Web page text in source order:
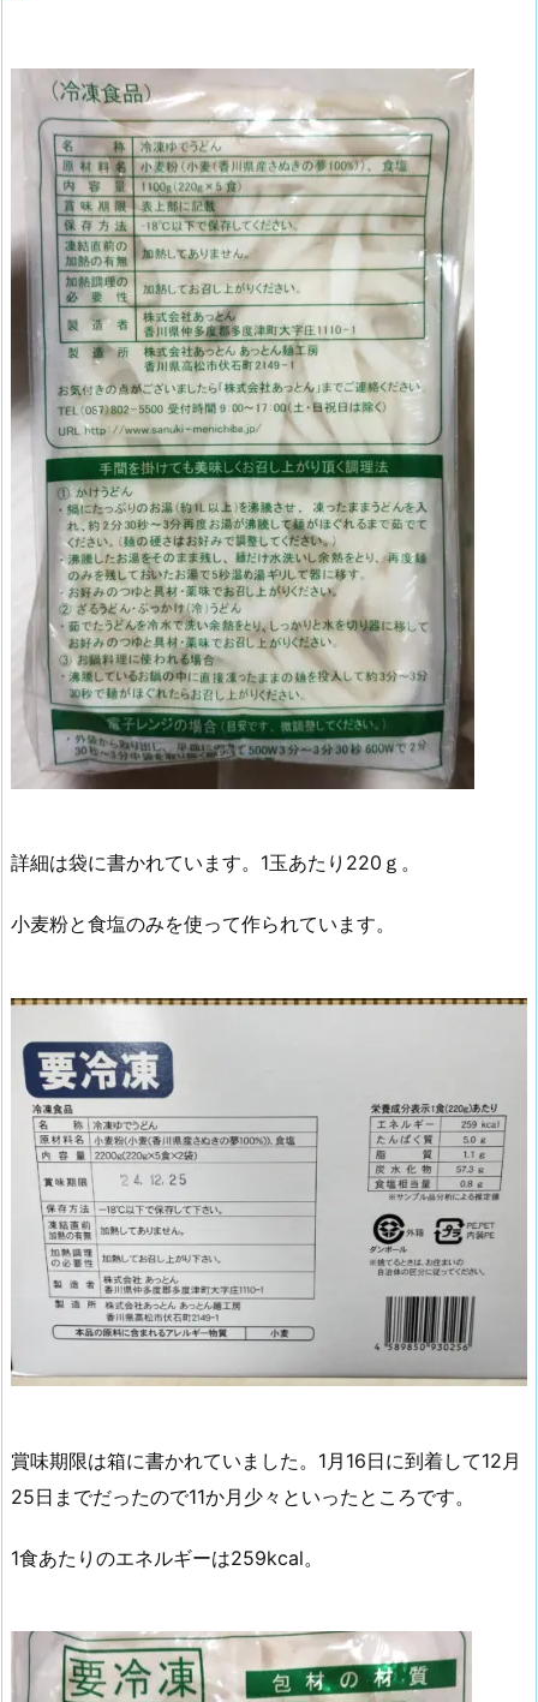
詳細は袋に書かれています。1玉あたり220ｇ。
小麦粉と食塩のみを使って作られています。
賞味期限は箱に書かれていました。1月16日に到着して12月
25日までだったので11か月少々といったところです。
1食あたりのエネルギーは259kcal。